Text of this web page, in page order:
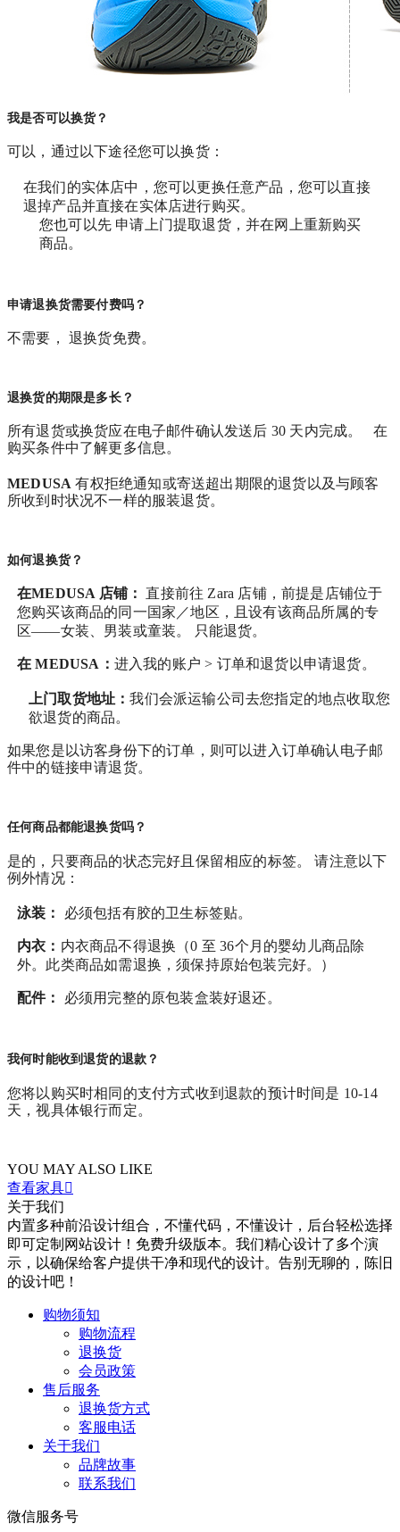
我是否可以换货？
可以，通过以下途径您可以换货：
在我们的实体店中，您可以更换任意产品，您可以直接
退掉产品并直接在实体店进行购买。
您也可以先 申请上门提取退货，并在网上重新购买
商品。
申请退换货需要付费吗？
不需要， 退换货免费。
退换货的期限是多长？
所有退货或换货应在电子邮件确认发送后 30 天内完成。 在
购买条件中了解更多信息。
MEDUSA有权拒绝通知或寄送超出期限的退货以及与顾客
所收到时状况不一样的服装退货。
如何退换货？
在MEDUSA 店铺：直接前往 Zara 店铺，前提是店铺位于
您购买该商品的同一国家／地区，且设有该商品所属的专
区——女装、男装或童装。 只能退货。
在MEDUSA ： 进入我的账户 > 订单和退货 以申请退货。
上门取货地址：我们会派运输公司去您指定的地点收取您
欲退货的商品。
如果您是以访客身份下的订单，则可以进入订单确认电子邮
件中的链接申请退货。
任何商品都能退换货吗？
是的，只要商品的状态完好且保留相应的标签。 请注意以下
例外情况：
泳装： 必须包括有胶的卫生标签贴。
内衣： 内衣商品不得退换（0 至 36个月的婴幼儿商品除
外。此类商品如需退换，须保持原始包装完好。）
配件： 必须用完整的原包装盒装好退还。
我何时能收到退货的退款？
您将以购买时相同的支付方式收到退款的预计时间是 10-14
天，视具体银行而定。
YOU MAY ALSO LIKE
查看家具
关于我们
内置多种前沿设计组合，不懂代码，不懂设计，后台轻松选择
即可定制网站设计！免费升级版本。我们精心设计了多个演
示，以确保给客户提供干净和现代的设计。告别无聊的，陈旧
的设计吧！
购物须知
购物流程
退换货
会员政策
售后服务
退换货方式
客服电话
关于我们
品牌故事
联系我们
微信服务号